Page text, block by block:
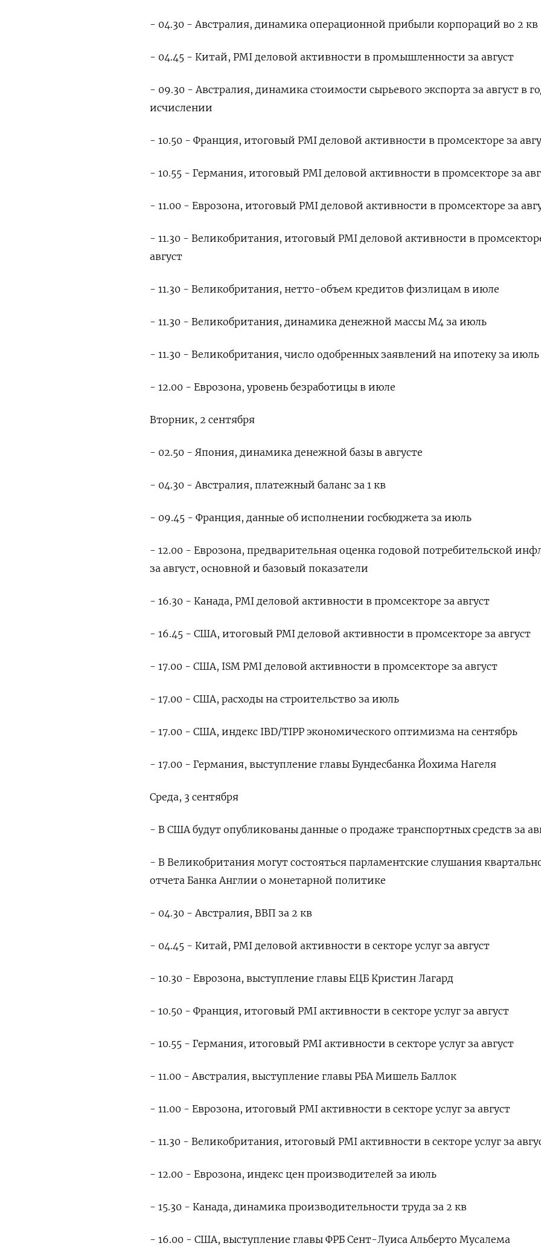
- 04.30 - Австралия, динамика операционной прибыли корпораций во 2 кв
- 04.45 - Китай, PMI деловой активности в промышленноcти за август
- 09.30 - Австралия, динамика стоимости сырьевого экспорта за август в
исчислении
- 10.50 - Франция, итоговый PMI деловой активности в промсекторе за
- 10.55 - Германия, итоговый PMI деловой активности в промсекторе за
- 11.00 - Еврозона, итоговый PMI деловой активности в промсекторе за
- 11.30 - Великобритания, итоговый PMI деловой активности в
август
- 11.30 - Великобритания, нетто-объем кредитов физлицам в июле
- 11.30 - Великобритания, динамика денежной массы М4 за июль
- 11.30 - Великобритания, число одобренных заявлений на ипотеку за июль
- 12.00 - Еврозона, уровень безработицы в июле
Вторник, 2 сентября
- 02.50 - Япония, динамика денежной базы в августе
- 04.30 - Австралия, платежный баланс за 1 кв
- 09.45 - Франция, данные об исполнении госбюджета за июль
- 12.00 - Еврозона, предварительная оценка годовой потребительской
за август, основной и базовый показатели
- 16.30 - Канада, PMI деловой активности в промсекторе за август
- 16.45 - США, итоговый PMI деловой активности в промсекторе за август
- 17.00 - США, ISM PMI деловой активности в промсекторе за август
- 17.00 - США, расходы на строительство за июль
- 17.00 - США, индекс IBD/TIPP экономического оптимизма на сентябрь
- 17.00 - Германия, выступление главы Бундесбанка Йохима Нагеля
Среда, 3 сентября
- В США будут опубликованы данные о продаже транспортных средств за
- В Великобритания могут состояться парламентские слушания
отчета Банка Англии о монетарной политике
- 04.30 - Австралия, ВВП за 2 кв
- 04.45 - Китай, PMI деловой активности в секторе услуг за август
- 10.30 - Еврозона, выступление главы ЕЦБ Кристин Лагард
- 10.50 - Франция, итоговый PMI активности в секторе услуг за август
- 10.55 - Германия, итоговый PMI активности в секторе услуг за август
- 11.00 - Австралия, выступление главы РБА Мишель Баллок
- 11.00 - Еврозона, итоговый PMI активности в секторе услуг за август
- 11.30 - Великобритания, итоговый PMI активности в секторе услуг за
- 12.00 - Еврозона, индекс цен производителей за июль
- 15.30 - Канада, динамика производительности труда за 2 кв
- 16.00 - США, выступление главы ФРБ Сент-Луиса Альберто Мусалема